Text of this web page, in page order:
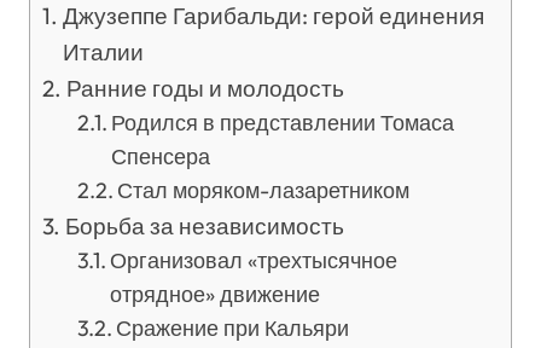
Джузеппе Гарибальди: герой единения
Италии
Ранние годы и молодость
Родился в представлении Томаса
Спенсера
Стал моряком-лазаретником
Борьба за независимость
Организовал «трехтысячное
отрядное» движение
Сражение при Кальяри